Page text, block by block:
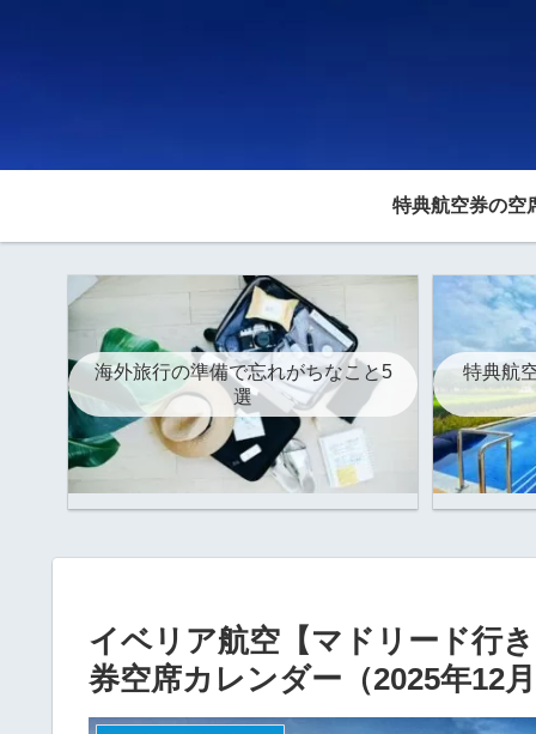
特典航空券の空
海外旅行の準備で忘れがちなこと5
選
特典航
イベリア航空【マドリード行
券空席カレンダー（2025年12